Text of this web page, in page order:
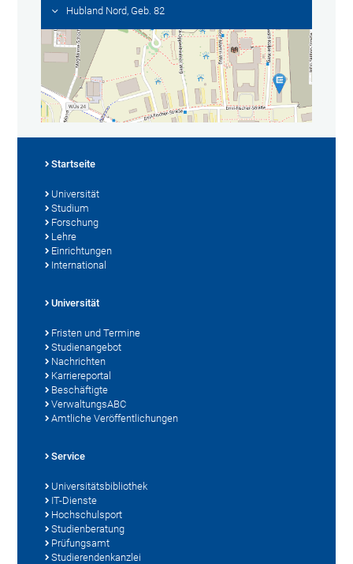
Hubland Nord, Geb. 82
Startseite
Universität
Studium
Forschung
Lehre
Einrichtungen
International
Universität
Fristen und Termine
Studienangebot
Nachrichten
Karriereportal
Beschäftigte
VerwaltungsABC
Amtliche Veröffentlichungen
Service
Universitätsbibliothek
IT-Dienste
Hochschulsport
Studienberatung
Prüfungsamt
Studierendenkanzlei